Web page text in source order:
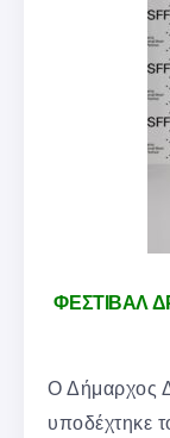
ΦΕΣΤΙΒΑΛ
Ο Δήμαρχος
υποδέχτηκε